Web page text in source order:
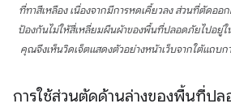
ที่ทาสีเหลือง เนื่องจากมีการหดเคี้ยวลง ส่วนที่ตัดอ
ป้องกันไม่ให้สี่เหลี่ยมผืนผ้าของพื้นที่ปลอดภัยไปอยู่ใ
คุณจึงเห็นวิดเจ็ตแสดงตัวอย่างหน้าเว็บจากใต้แถบ
การใช้ส่วนตัดด้านล่างของพื้นที่ป